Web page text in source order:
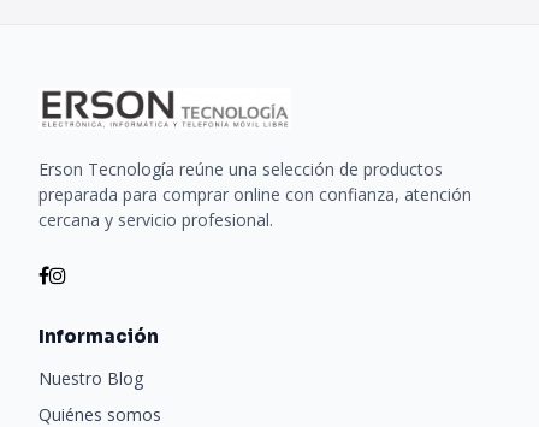
Erson Tecnología reúne una selección de productos
preparada para comprar online con confianza, atención
cercana y servicio profesional.
Información
Nuestro Blog
Quiénes somos